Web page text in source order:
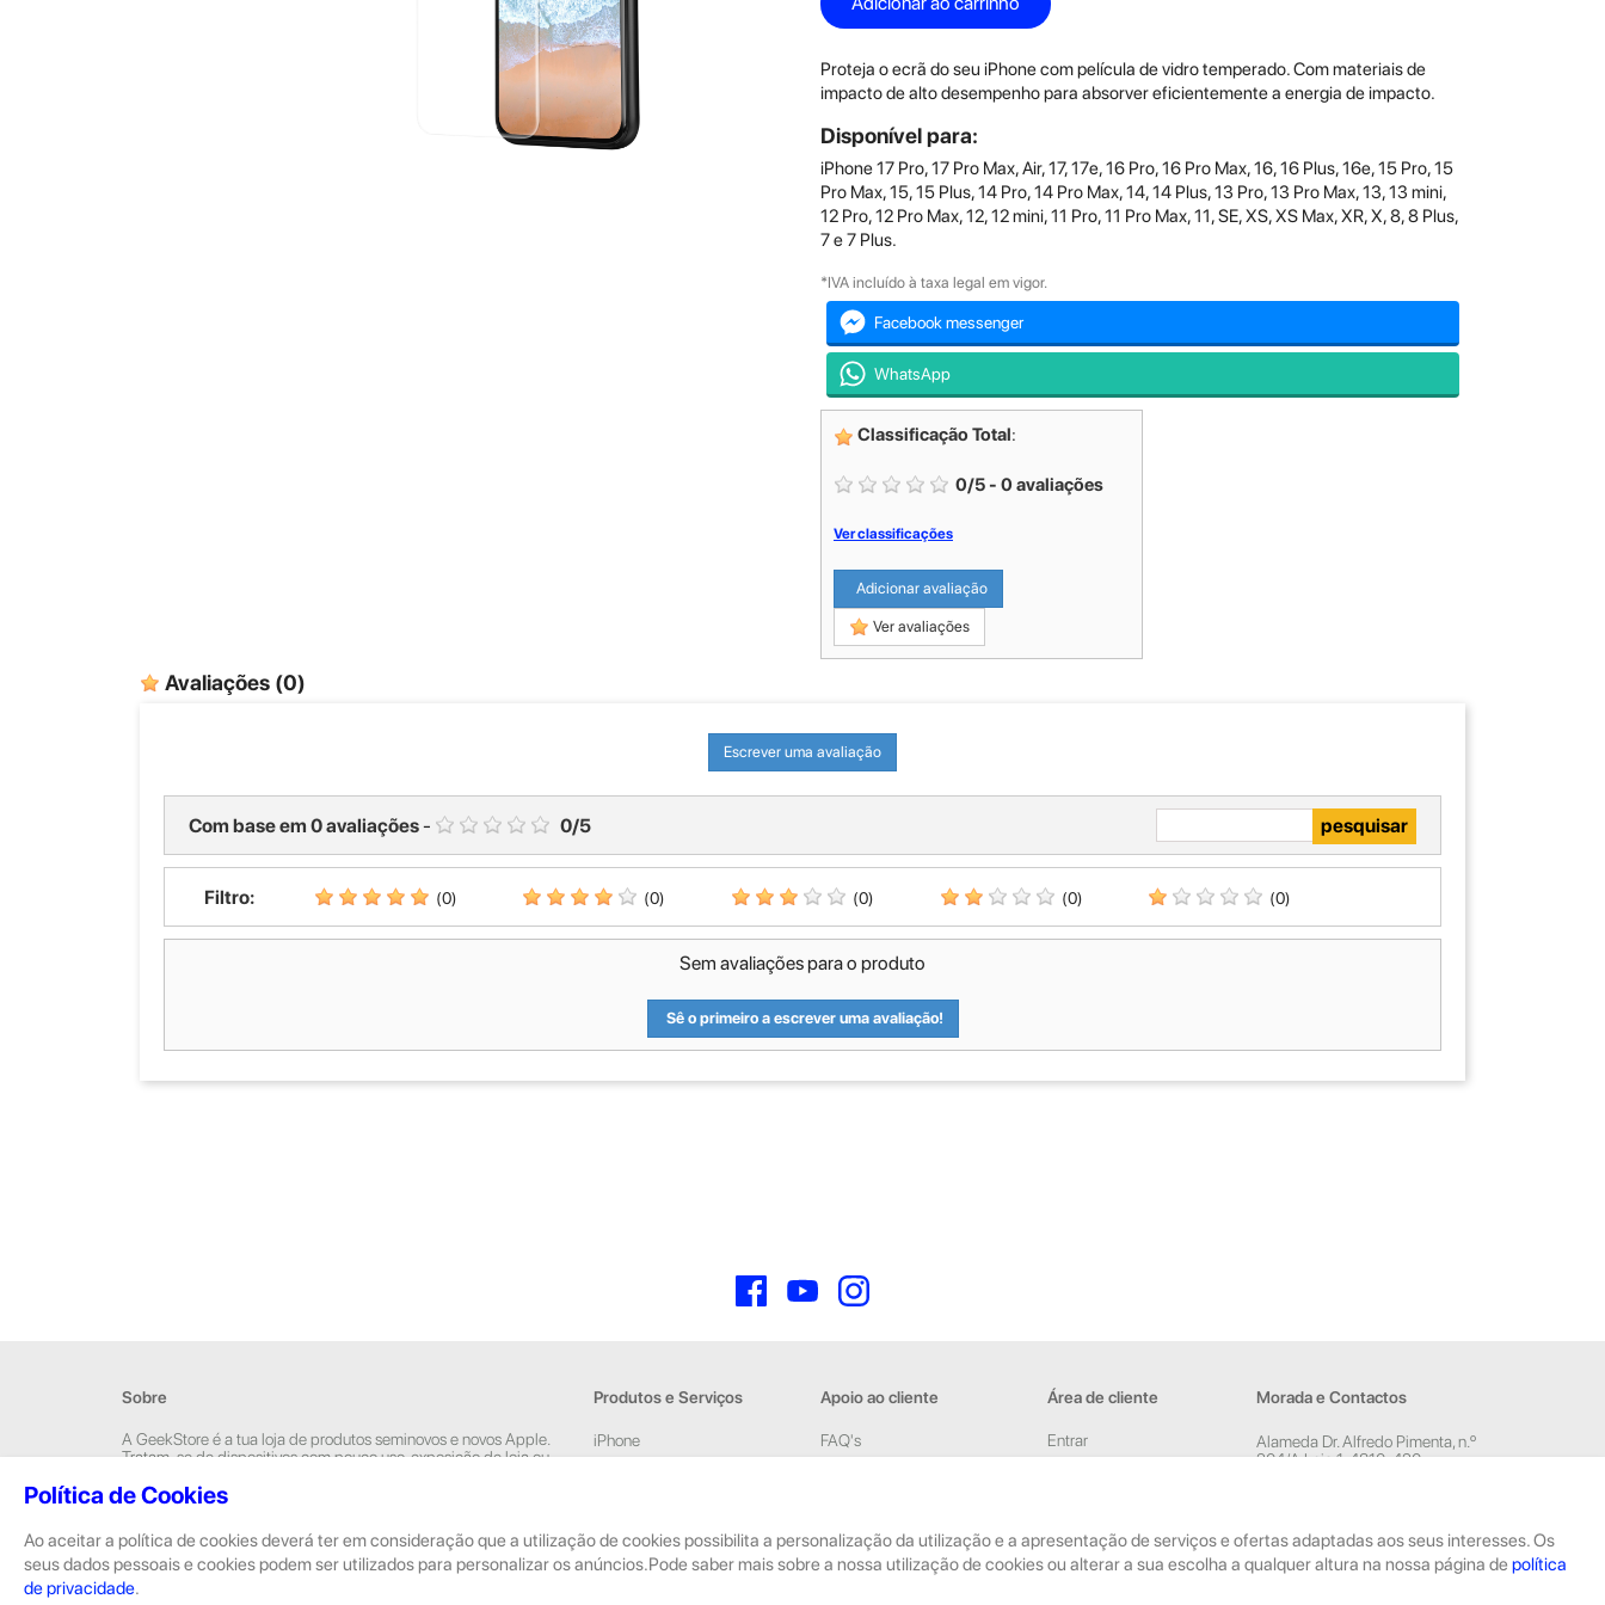
Política de Cookies
Ao aceitar a política de cookies deverá ter em consideração que a utilização de cookies possibilita a personalização da utilização e a apresentação de serviços e ofertas adaptadas aos seus interesses. Os
seus dados pessoais e cookies podem ser utilizados para personalizar os anúncios.Pode saber mais sobre a nossa utilização de cookies ou alterar a sua escolha a qualquer altura na nossa página de política
de privacidade.
Proteja o ecrã do seu iPhone com película de vidro temperado. Com materiais de
impacto de alto desempenho para absorver eficientemente a energia de impacto.
Disponível para:
iPhone 17 Pro, 17 Pro Max, Air, 17, 17e, 16 Pro, 16 Pro Max, 16, 16 Plus, 16e, 15 Pro, 15
Pro Max, 15, 15 Plus, 14 Pro, 14 Pro Max, 14, 14 Plus, 13 Pro, 13 Pro Max, 13, 13 mini,
12 Pro, 12 Pro Max, 12, 12 mini, 11 Pro, 11 Pro Max, 11, SE, XS, XS Max, XR, X, 8, 8 Plus,
7 e 7 Plus.
*IVA incluído à taxa legal em vigor.
Facebook messenger
WhatsApp
Classificação Total:
0/5 - 0 avaliações
Ver classificações
Adicionar avaliação
Ver avaliações
Avaliações (0)
Escrever uma avaliação
Com base em 0avaliações- 0/5
Filtro: (0) (0) (0) (0) (0)
Sem avaliações para o produto
Sê o primeiro a escrever uma avaliação!
FacebookYouTube
Sobre
A GeekStore é a tua loja de produtos seminovos e novos Apple.
Tratam-se de dispositivos com pouco uso, exposição de loja ou
Os seminovos são sempre sujeitos a uma inspeção rigorosa pelas
Produtos e Serviços
iPhone
Reparações
Retomas
Apoio ao cliente
FAQ's
Política de Privacidade
Faturação, Pagamento e
Área de cliente
Entrar
Morada e Contactos
Alameda Dr. Alfredo Pimenta, n.º
204/A Loja 1, 4810-420
geral@geekstore.pt
253 715 974